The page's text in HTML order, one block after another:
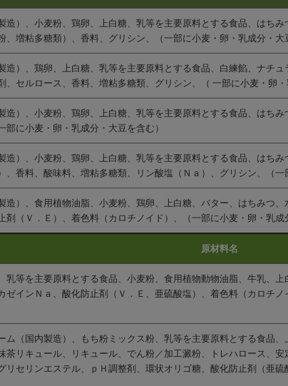
造）、小麦粉、鶏卵、上白糖、乳等を主要原料とする食品、はちみ
、増粘多糖類）、香料、グリシン、（一部に小麦・卵・乳成分・大
造）、鶏卵、上白糖、乳等を主要原料とする食品、白練餡、ナチ
、セルロース、香料、増粘多糖類、グリシン、（ 一部に小麦・卵・
造）、小麦粉、鶏卵、上白糖、乳等を主要原料とする食品、はちみ
部に小麦・卵・乳成分・大豆を含む）
造）、小麦粉、鶏卵、上白糖、乳等を主要原料とする食品、はち
、香料、酸味料、増粘多糖類、リン酸塩（Ｎａ）、グリシン、（一
造）、食用植物油脂、小麦粉、鶏卵、上白糖、バター、はちみつ
剤（Ｖ．Ｅ）、着色料（カロチノイド）、（一部に小麦・卵・乳成
原材料名
乳等を主要原料とする食品、小麦粉、食用植物動物油脂、牛乳、
ゼインＮａ、酸化防止剤（Ｖ．Ｅ、亜硫酸塩）、着色料（カロチ
ム（国内製造）、もち粉ミックス粉、乳等を主要原料とする食品、
茶リキュール、リキュール、でん粉／加工澱粉、トレハロース、安
リセリンエステル、ｐＨ調整剤、環状オリゴ糖、酸化防止剤（亜